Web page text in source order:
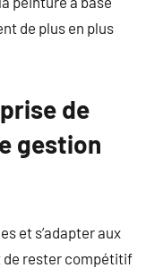
de plus en plus
de
gestion
et s’adapter aux
de rester compétitif